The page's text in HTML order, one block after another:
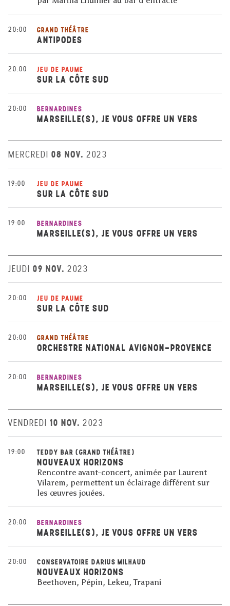
20:00 GRAND THÉÂTRE
ANTIPODES
20:00 JEU DE PAUME
SUR LA CÔTE SUD
20:00 BERNARDINES
MARSEILLE(S), JE VOUS OFFRE UN VERS
MERCREDI 08 NOV. 2023
19:00 JEU DE PAUME
SUR LA CÔTE SUD
19:00 BERNARDINES
MARSEILLE(S), JE VOUS OFFRE UN VERS
JEUDI 09 NOV. 2023
20:00 JEU DE PAUME
SUR LA CÔTE SUD
20:00 GRAND THÉÂTRE
ORCHESTRE NATIONAL AVIGNON-PROVENCE
20:00 BERNARDINES
MARSEILLE(S), JE VOUS OFFRE UN VERS
VENDREDI 10 NOV. 2023
19:00 TEDDY BAR (GRAND THÉÂTRE)
NOUVEAUX HORIZONS
Rencontre avant-concert, animée par Laurent
Vilarem, permettent un éclairage différent sur
les œuvres jouées.
20:00 BERNARDINES
MARSEILLE(S), JE VOUS OFFRE UN VERS
20:00 CONSERVATOIRE DARIUS MILHAUD
NOUVEAUX HORIZONS
Beethoven, Pépin, Lekeu, Trapani